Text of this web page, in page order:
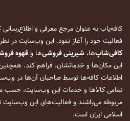
فعالیت خود را آغاز نمود. این وب‌سایت در نظر
کافی‌شاپ‌ها، شیرینی فروشی‌ها وقهوه
این مکان‌ها و خدماتشان، فراهم کند.
اطلاعات کافه‌ها توسط صاحبان آن‌ها در
تمامی کالاها و خدمات این وب‌سایت، حسب
مربوطه می‌باشند و فعالیت‌های این وب‌سایت
اسلامی ایران است.